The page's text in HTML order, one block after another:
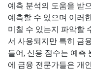
예측 분석의 도움을 받
예측할 수 있으며 이러
미칠 수 있는지 파악할
서 사용되지만 특히 금
들어, 신용 점수는 예측
에 금융 전문가들은 개